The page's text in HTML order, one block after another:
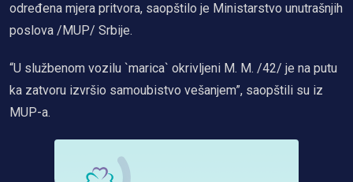
određena mjera pritvora, saopštilo je Ministarstvo unutrašnjih
poslova /MUP/ Srbije.
“U službenom vozilu `marica` okrivljeni M. M. /42/ je na putu
ka zatvoru izvršio samoubistvo vešanjem”, saopštili su iz
MUP-a.